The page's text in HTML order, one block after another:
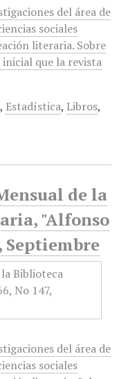
del área de
sociales
literaria. Sobre
que la revista
, Estadística, Libros,
de la
"Alfonso
Septiembre
del área de
sociales